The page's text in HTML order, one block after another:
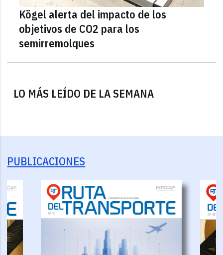
LO MÁS LEÍDO DE LA SEMANA
Kögel alerta del impacto de los
objetivos de CO2 para los
semirremolques
PUBLICACIONES